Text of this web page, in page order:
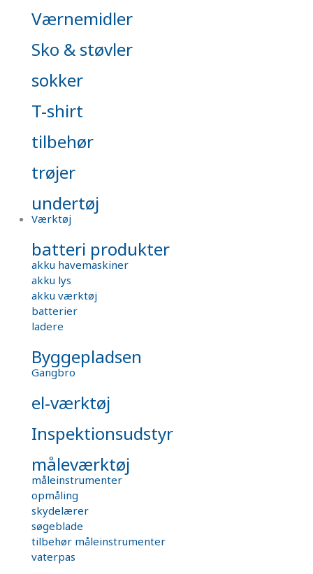
Værnemidler
Sko & støvler
sokker
T-shirt
tilbehør
trøjer
undertøj
Værktøj
batteri produkter
akku havemaskiner
akku lys
akku værktøj
batterier
ladere
Byggepladsen
Gangbro
el-værktøj
Inspektionsudstyr
måleværktøj
måleinstrumenter
opmåling
skydelærer
søgeblade
tilbehør måleinstrumenter
vaterpas